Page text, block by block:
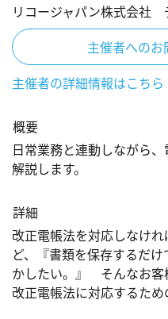
リコージャパン株式会社
主催者へのお
主催者の詳細情報はこちら
概要
日常業務と連動しながら
解説します。
詳細
改正電帳法を対応しなけ
ど、『書類を保存するだ
かしたい。』　そんなお客
改正電帳法に対応するため